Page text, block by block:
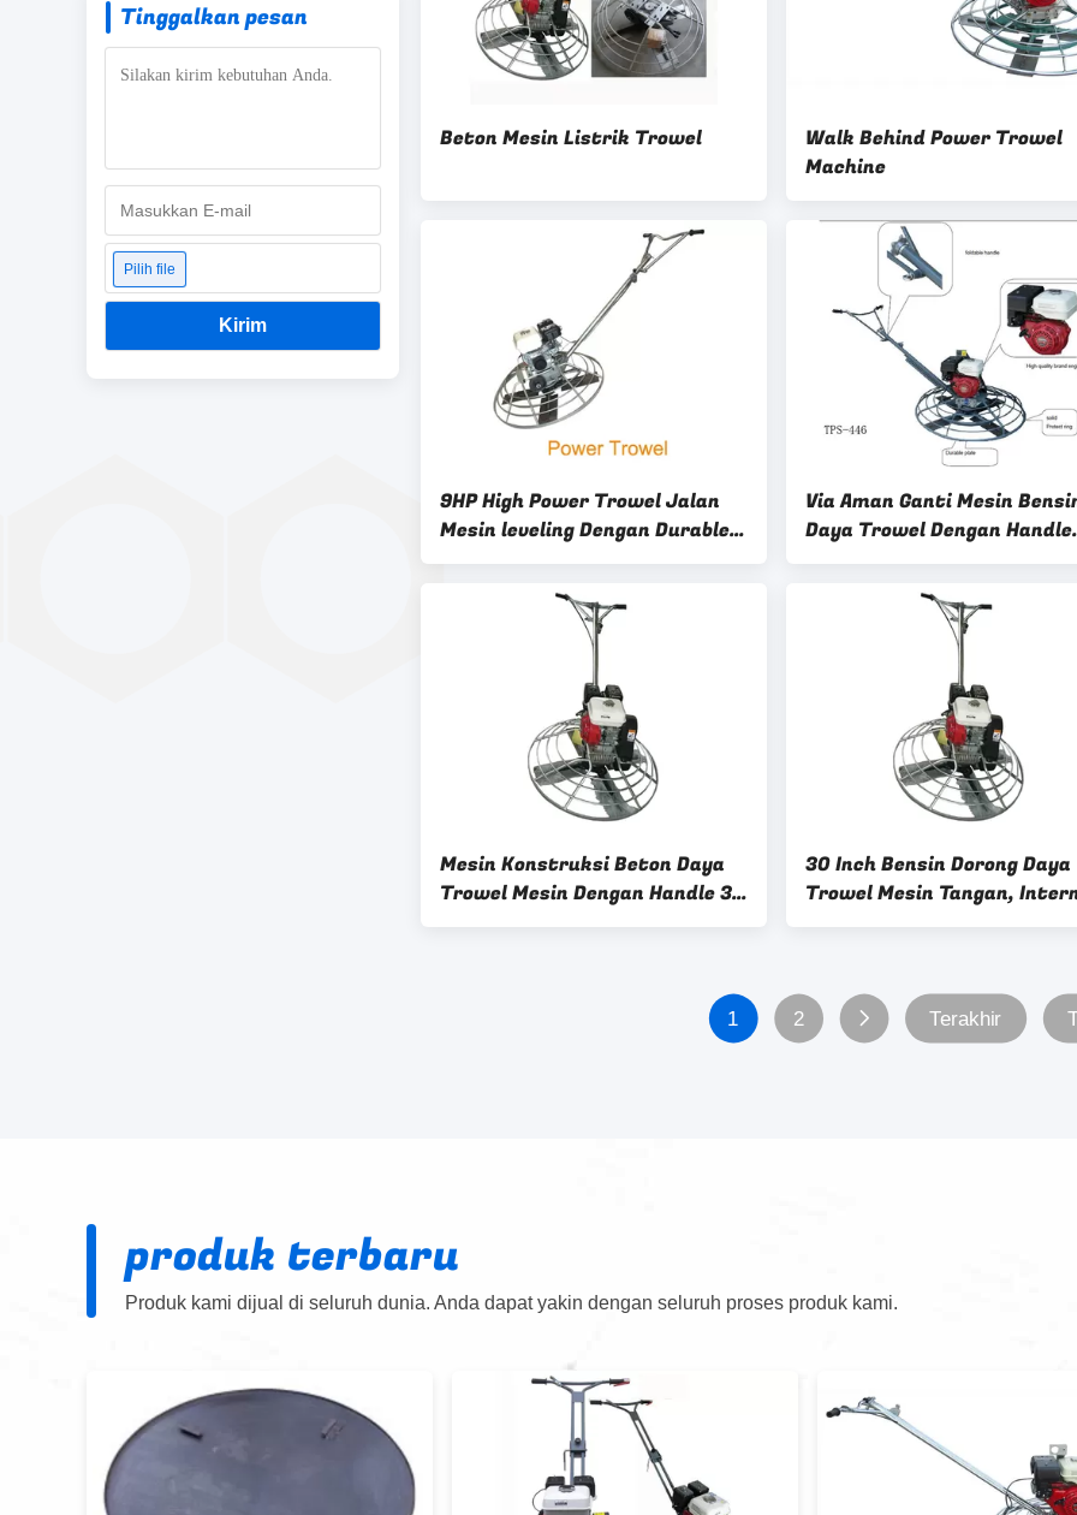
Tinggalkan pesan
Pilih file
Kirim
Beton Mesin Listrik Trowel
Walk Behind Power Trowel
Machine
9HP High Power Trowel Jalan
Mesin leveling Dengan Durable
Lampung Disc
Via Aman Ganti Mesin
Daya Trowel Dengan Handle
Dorong Pada 46 Inch
Mesin Konstruksi Beton Daya
Trowel Mesin Dengan Handle 36
Inch
30 Inch Bensin Dorong Daya
Trowel Mesin Tangan,
Kecepatan 60 - 150rpm
1 2 Terakhir
produk terbaru
Produk kami dijual di seluruh dunia. Anda dapat yakin dengan seluruh proses produk kami.